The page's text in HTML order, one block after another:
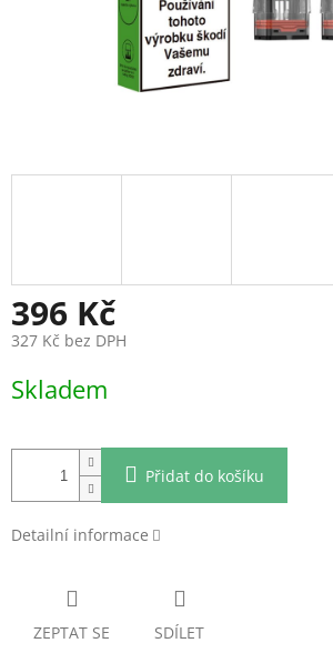
396 Kč
327 Kč bez DPH
cena:
Skladem
Přidat do košíku
Detailní informace
ZEPTAT SE SDÍLET